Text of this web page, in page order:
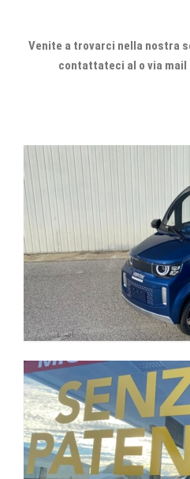
Venite a trovarci nella nostra
contattateci al o via mail